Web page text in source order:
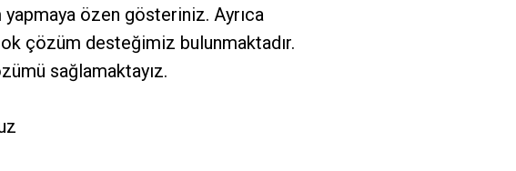
özen gösteriniz. Ayrıca
çözüm desteğimiz bulunmaktadır.
sağlamaktayız.